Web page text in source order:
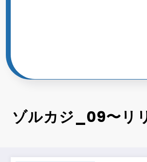
ゾルカジ_09〜リ